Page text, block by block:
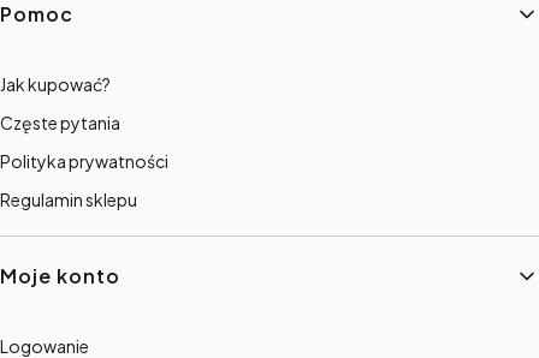
Pomoc
Jak kupować?
Częste pytania
Polityka prywatności
Regulamin sklepu
Moje konto
Logowanie